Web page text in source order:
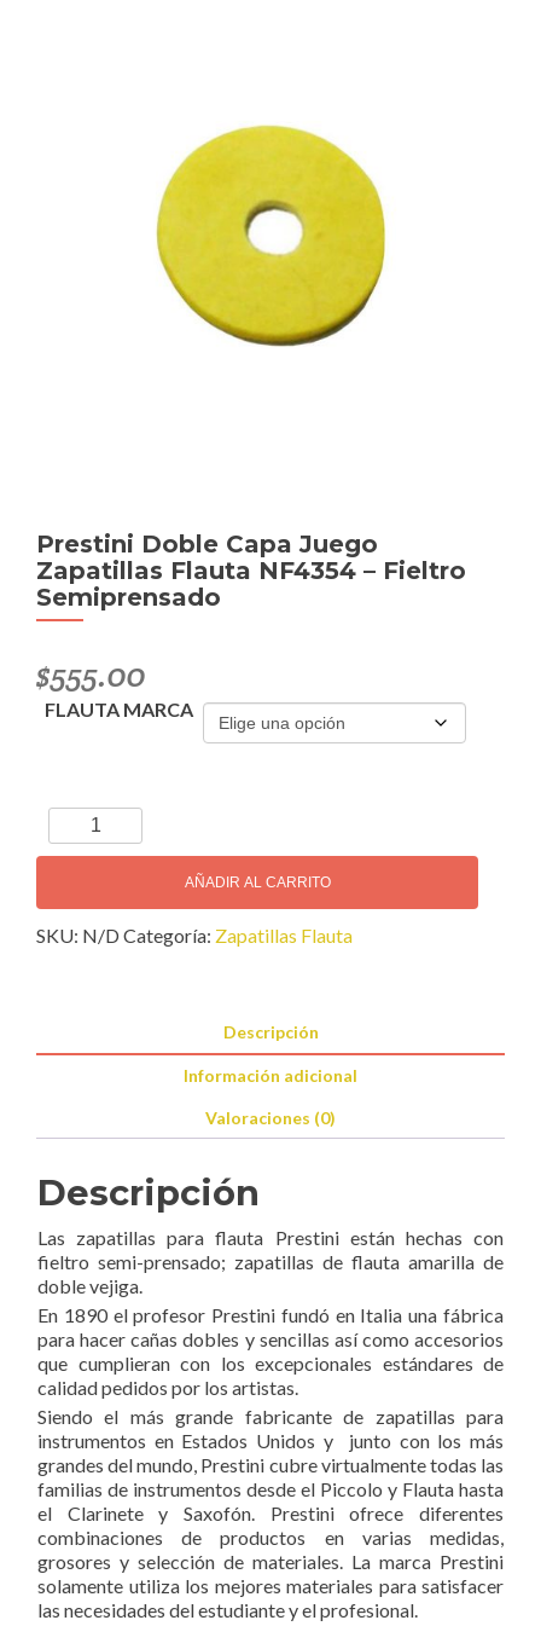
Prestini Doble Capa Juego
Zapatillas Flauta NF4354 – Fieltro
Semiprensado
$555.00
FLAUTA MARCA
Prestini
Doble
Juego
Zapatillas
Fieltro
AÑADIR AL CARRITO
SKU: N/D Categoría: Zapatillas Flauta
Descripción
Información adicional
Valoraciones (0)
Descripción
Las zapatillas para flauta Prestini están hechas con
fieltro semi-prensado; zapatillas de flauta amarilla de
doble vejiga.
En 1890 el profesor Prestini fundó en Italia una fábrica
para hacer cañas dobles y sencillas así como accesorios
que cumplieran con los excepcionales estándares de
calidad pedidos por los artistas.
Siendo el más grande fabricante de zapatillas para
instrumentos en Estados Unidos y junto con los más
grandes del mundo, Prestini cubre virtualmente todas las
familias de instrumentos desde el Piccolo y Flauta hasta
el Clarinete y Saxofón. Prestini ofrece diferentes
combinaciones de productos en varias medidas,
grosores y selección de materiales. La marca Prestini
solamente utiliza los mejores materiales para satisfacer
las necesidades del estudiante y el profesional.